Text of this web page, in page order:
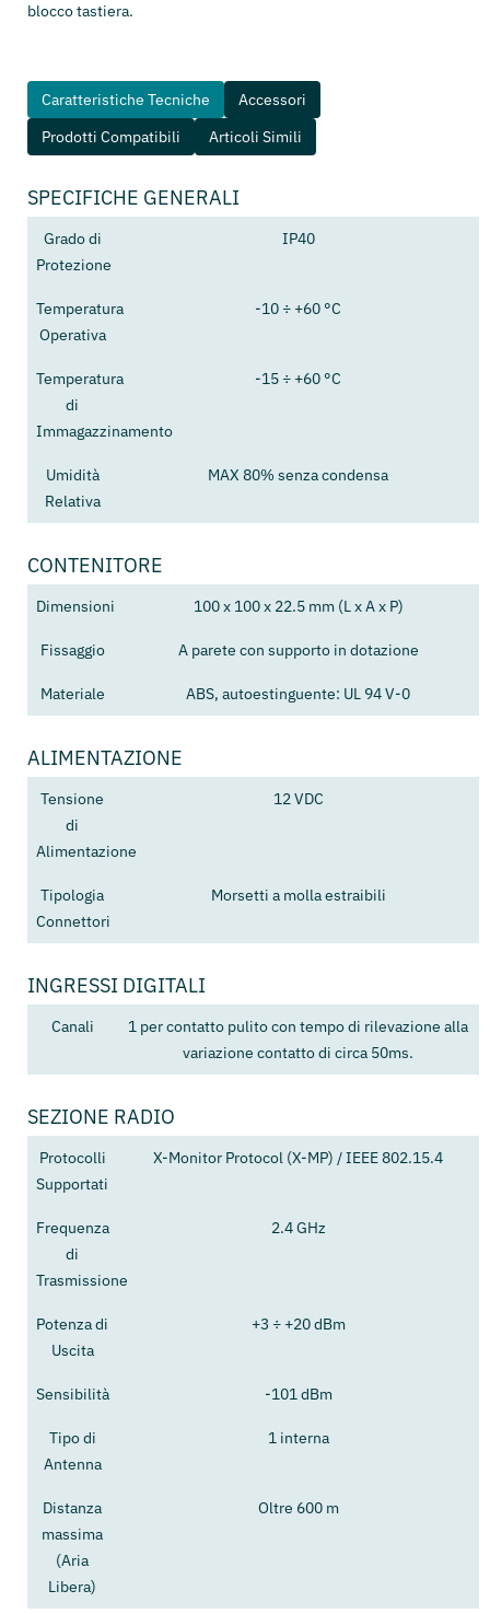
blocco tastiera.
Caratteristiche Tecniche
Accessori
Prodotti Compatibili
Articoli Simili
SPECIFICHE GENERALI
Grado di
Protezione
IP40
Temperatura
Operativa
-10 ÷ +60 °C
Temperatura
di
Immagazzinamento
-15 ÷ +60 °C
Umidità
Relativa
MAX 80% senza condensa
CONTENITORE
Dimensioni 100 x 100 x 22.5 mm (L x A x P)
Fissaggio A parete con supporto in dotazione
Materiale ABS, autoestinguente: UL 94 V-0
ALIMENTAZIONE
Tensione
di
Alimentazione
12 VDC
Tipologia
Connettori
Morsetti a molla estraibili
INGRESSI DIGITALI
Canali
1 per contatto pulito con tempo di rilevazione alla
variazione contatto di circa 50ms.
SEZIONE RADIO
Protocolli
Supportati
X-Monitor Protocol (X-MP) / IEEE 802.15.4
Frequenza
di
Trasmissione
2.4 GHz
Potenza di
Uscita
+3 ÷ +20 dBm
Sensibilità -101 dBm
Tipo di
Antenna
1 interna
Distanza
massima
(Aria
Libera)
Oltre 600 m